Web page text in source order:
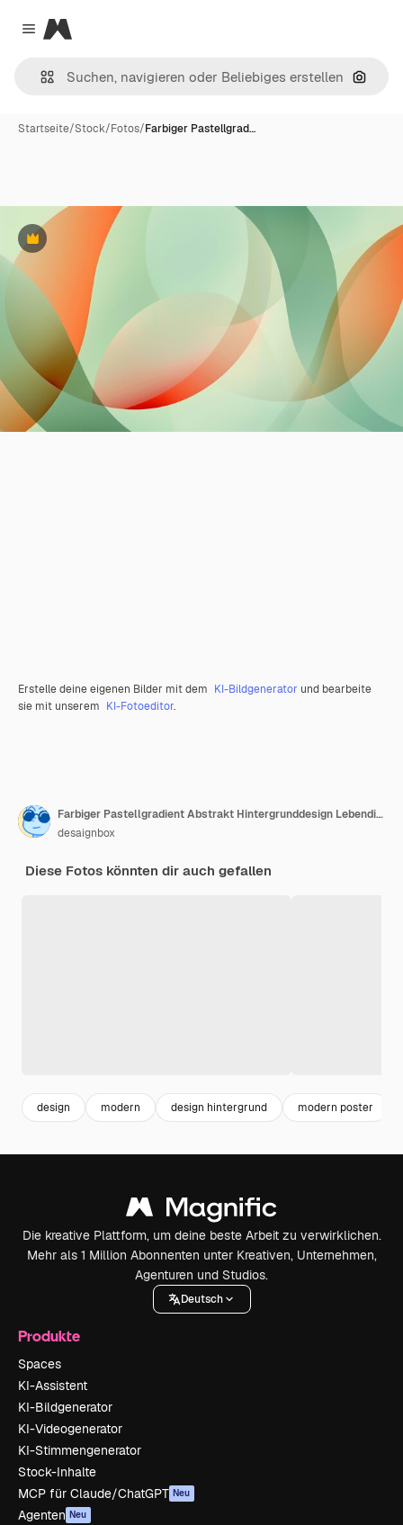
Close menu
Magnific
Nach
Startseite/Stock/Fotos/Farbiger Pastellgrad…
Premium
Erstelle deine eigenen Bilder mit dem KI-Bildgenerator und bearbeite
sie mit unserem KI-Fotoeditor.
Farbiger Pastellgradient Abstrakt Hintergrunddesign Lebendige Illustration
desaignbox
Diese Fotos könnten dir auch gefallen
design modern design hintergrund modern poster
Die kreative Plattform, um deine beste Arbeit zu verwirklichen.
Mehr als 1 Million Abonnenten unter Kreativen, Unternehmen,
Agenturen und Studios.
Deutsch
Produkte
Spaces
KI-Assistent
KI-Bildgenerator
KI-Videogenerator
KI-Stimmengenerator
Stock-Inhalte
MCP für Claude/ChatGPT Neu
Agenten Neu